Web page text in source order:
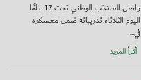
واصل المنتخب الوطني تحت 17 عامًا
اليوم الثلاثاء تدريباته ضمن معسكره
في...
أقرأ المزيد